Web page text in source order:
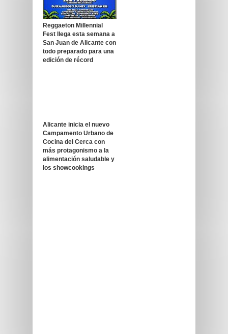
Reggaeton Millennial
Fest llega esta semana a
San Juan de Alicante con
todo preparado para una
edición de récord
Alicante inicia el nuevo
Campamento Urbano de
Cocina del Cerca con
más protagonismo a la
alimentación saludable y
los showcookings